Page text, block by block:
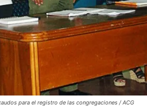
para el registro de las congregaciones / ACG